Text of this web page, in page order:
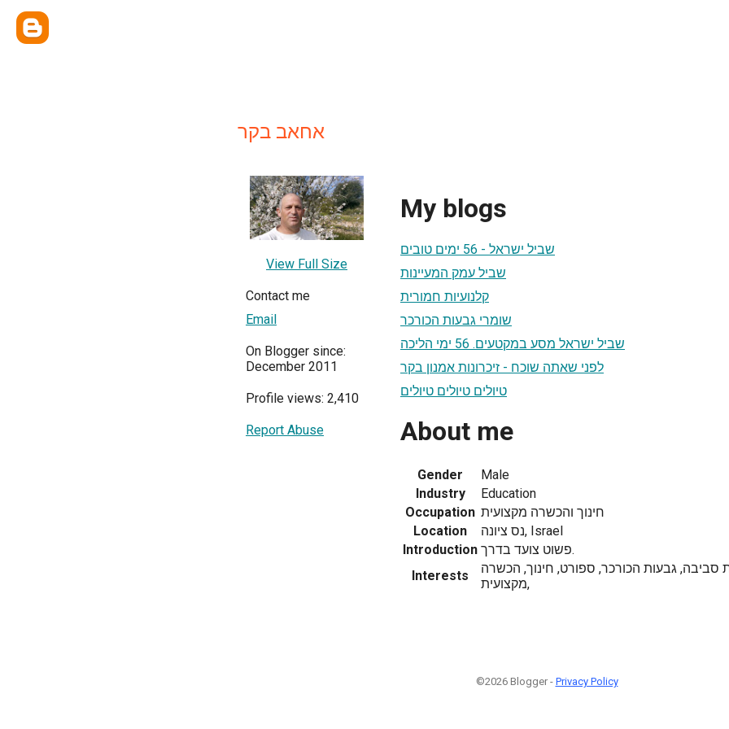
אחאב בקר
View Full Size
Contact me
Email
On Blogger since:
December 2011
Profile views: 2,410
Report Abuse
My blogs
שביל ישראל - 56 ימים טובים
שביל עמק המעיינות
קלנועיות חמורית
שומרי גבעות הכורכר
שביל ישראל מסע במקטעים. 56 ימי הליכה
לפני שאתה שוכח - זיכרונות אמנון בקר
טיולים טיולים טיולים
About me
Gender
Male
Industry
Education
Occupation חינוך והכשרה מקצועית
Location
נס ציונה, Israel
Introduction
פשוט צועד בדרך.
Interests
סביבה, גבעות הכורכר, ספורט, חינוך, הכשרה
מקצועית,
©2026 Blogger - Privacy Policy